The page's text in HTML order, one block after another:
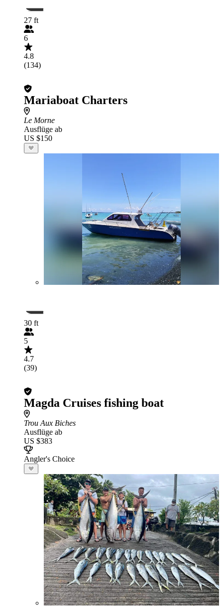
27 ft
6
4.8
(134)
Mariaboat Charters
Le Morne
Ausflüge ab
US $150
30 ft
5
4.7
(39)
Magda Cruises fishing boat
Trou Aux Biches
Ausflüge ab
US $383
Angler's Choice